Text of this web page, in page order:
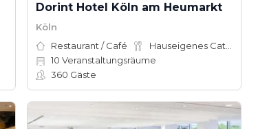
Dorint Hotel Köln am Heumarkt
Köln
Restaurant / Café
10 Veranstaltungsräume
360 Gäste